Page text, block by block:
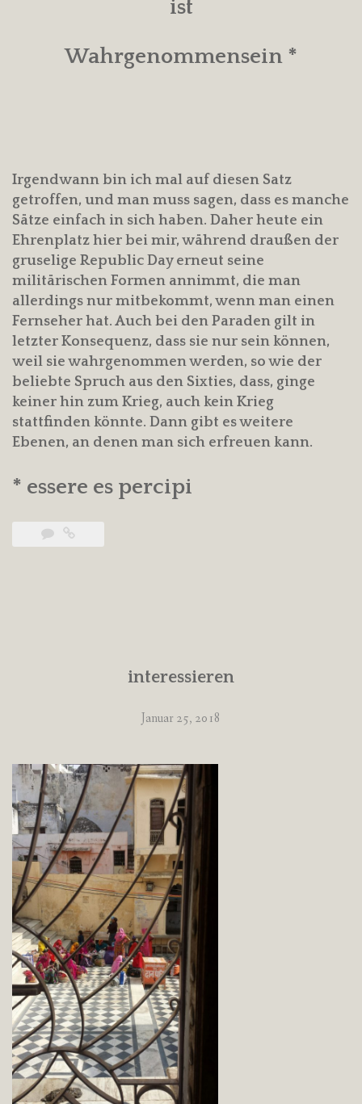
ist
Wahrgenommensein *
Irgendwann bin ich mal auf diesen Satz
getroffen, und man muss sagen, dass es manche
Sätze einfach in sich haben. Daher heute ein
Ehrenplatz hier bei mir, während draußen der
gruselige Republic Day erneut seine
militärischen Formen annimmt, die man
allerdings nur mitbekommt, wenn man einen
Fernseher hat. Auch bei den Paraden gilt in
letzter Konsequenz, dass sie nur sein können,
weil sie wahrgenommen werden, so wie der
beliebte Spruch aus den Sixties, dass, ginge
keiner hin zum Krieg, auch kein Krieg
stattfinden könnte. Dann gibt es weitere
Ebenen, an denen man sich erfreuen kann.
* essere es percipi
interessieren
Januar 25, 2018